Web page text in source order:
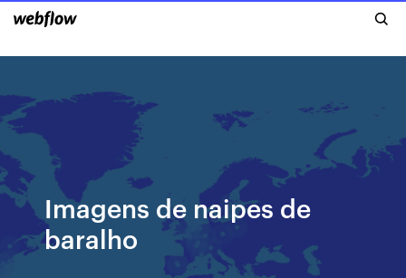
Imagens de naipes de
baralho